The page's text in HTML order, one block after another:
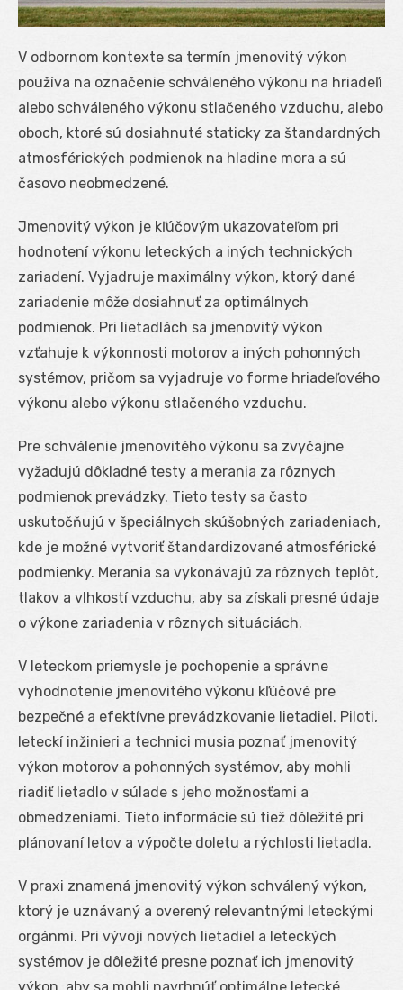
V odbornom kontexte sa termín jmenovitý výkon
používa na označenie schváleného výkonu na hriadeľi
alebo schváleného výkonu stlačeného vzduchu, alebo
oboch, ktoré sú dosiahnuté staticky za štandardných
atmosférických podmienok na hladine mora a sú
časovo neobmedzené.
Jmenovitý výkon je kľúčovým ukazovateľom pri
hodnotení výkonu leteckých a iných technických
zariadení. Vyjadruje maximálny výkon, ktorý dané
zariadenie môže dosiahnuť za optimálnych
podmienok. Pri lietadlách sa jmenovitý výkon
vzťahuje k výkonnosti motorov a iných pohonných
systémov, pričom sa vyjadruje vo forme hriadeľového
výkonu alebo výkonu stlačeného vzduchu.
Pre schválenie jmenovitého výkonu sa zvyčajne
vyžadujú dôkladné testy a merania za rôznych
podmienok prevádzky. Tieto testy sa často
uskutočňujú v špeciálnych skúšobných zariadeniach,
kde je možné vytvoriť štandardizované atmosférické
podmienky. Merania sa vykonávajú za rôznych teplôt,
tlakov a vlhkostí vzduchu, aby sa získali presné údaje
o výkone zariadenia v rôznych situáciách.
V leteckom priemysle je pochopenie a správne
vyhodnotenie jmenovitého výkonu kľúčové pre
bezpečné a efektívne prevádzkovanie lietadiel. Piloti,
leteckí inžinieri a technici musia poznať jmenovitý
výkon motorov a pohonných systémov, aby mohli
riadiť lietadlo v súlade s jeho možnosťami a
obmedzeniami. Tieto informácie sú tiež dôležité pri
plánovaní letov a výpočte doletu a rýchlosti lietadla.
V praxi znamená jmenovitý výkon schválený výkon,
ktorý je uznávaný a overený relevantnými leteckými
orgánmi. Pri vývoji nových lietadiel a leteckých
systémov je dôležité presne poznať ich jmenovitý